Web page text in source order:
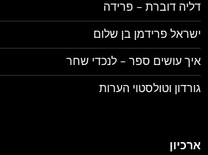
דליה דוברת – פרידה
ישראל פרידמן בן שלום
איך עושים ספר – לנכדי שחר
גורדון וטולסטוי הערות
ארכיון